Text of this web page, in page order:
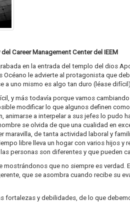
Career Management Center del IEEM
en la entrada del templo del dios
Océano le advierte al protagonista que
uno mismo es algo tan duro (léase
y más todavía porque vamos
modificar lo que algunos definen
animarse a interpelar a sus jefes lo
se olvida de que una cualidad en
maravilla, de tanta actividad laboral y
libre lleva un hogar con varios hijos
personas son diferentes y que pueden
que no siempre es
que se asombra cuando recibe su
y debilidades, de lo que